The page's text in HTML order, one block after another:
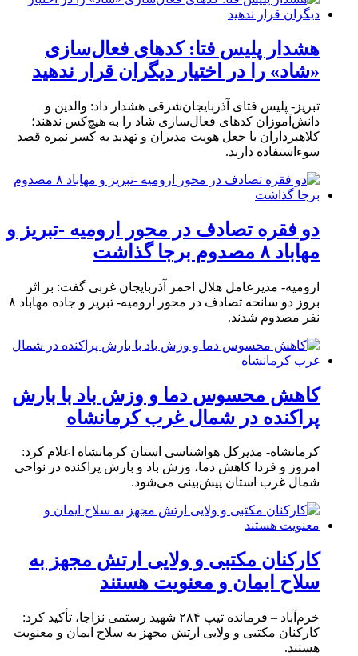
هشدار پلیس فتا: کدهای فعال‌سازی
«شاد» را در اختیار دیگران قرار ندهید
تبریز- پلیس فتای آذربایجان‌شرقی هشدار داد: والدین و
دانش‌آموزان کدهای فعال‌سازی شاد را به هیچ‌کس ندهند؛
کلاهبرداران با جعل هویت مدیران و تهدید به کسر نمره قصد
سوءاستفاده دارند.
دو فقره تصادف در محور ارومیه -تبریز و
مهاباد ۸ مصدوم برجا گذاشت
ارومیه- مدیرعامل هلال احمر آذربایجان غربی گفت: بر اثر
بروز دو سانحه تصادف در محور ارومیه- تبریز و جاده مهاباد ۸
نفر مصدوم شدند.
کاهش محسوس دما و وزش باد با بارش
پراکنده در شمال غرب کرمانشاه
کرمانشاه- مدیرکل هواشناسی استان کرمانشاه اعلام کرد:
امروز و فردا کاهش دما، وزش باد و بارش پراکنده در نواحی
شمال غرب استان پیش‌بینی می‌شود.
کارکنان مکتبی و ولایی ارتش مجهز به
سلاح ایمان و معنویت هستند
خرم‌آباد – فرمانده تیپ ۲۸۴ شهید رستمی نزاجا، تأکید کرد:
کارکنان مکتبی و ولایی ارتش مجهز به سلاح ایمان و معنویت
هستند.